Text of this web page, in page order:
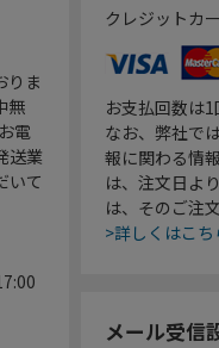
りま
無
電
送業
いて
クレジットカ
お支払回数は
なお、弊社で
報に関わる情
は、注文日よ
は、そのご注
>詳しくはこち
メール受信